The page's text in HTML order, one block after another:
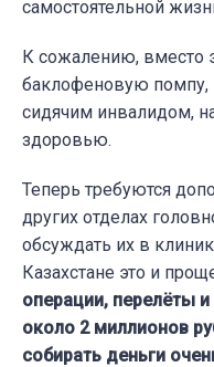
самостоятельной
К сожалению, вместо
баклофеновую помпу,
сидячим инвалидом,
здоровью.
Теперь требуются
других отделах
обсуждать их в
Казахстане это и
операции, перелёты
около 2 миллионов
собирать деньги